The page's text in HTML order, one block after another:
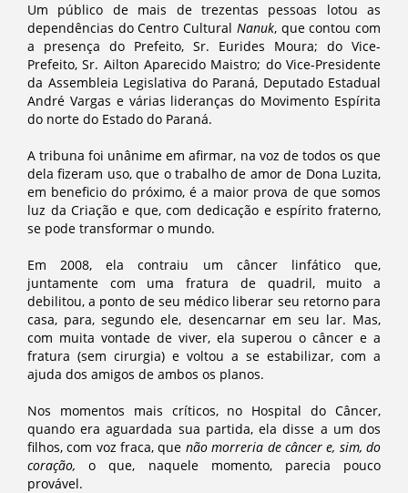
Um público de mais de trezentas pessoas lotou as
dependências do Centro Cultural Nanuk, que contou com
a presença do Prefeito, Sr. Eurides Moura; do Vice-
Prefeito, Sr. Ailton Aparecido Maistro; do Vice-Presidente
da Assembleia Legislativa do Paraná, Deputado Estadual
André Vargas e várias lideranças do Movimento Espírita
do norte do Estado do Paraná.
A tribuna foi unânime em afirmar, na voz de todos os que
dela fizeram uso, que o trabalho de amor de Dona Luzita,
em beneficio do próximo, é a maior prova de que somos
luz da Criação e que, com dedicação e espírito fraterno,
se pode transformar o mundo.
Em 2008, ela contraiu um câncer linfático que,
juntamente com uma fratura de quadril, muito a
debilitou, a ponto de seu médico liberar seu retorno para
casa, para, segundo ele, desencarnar em seu lar. Mas,
com muita vontade de viver, ela superou o câncer e a
fratura (sem cirurgia) e voltou a se estabilizar, com a
ajuda dos amigos de ambos os planos.
Nos momentos mais críticos, no Hospital do Câncer,
quando era aguardada sua partida, ela disse a um dos
filhos, com voz fraca, que não morreria de câncer e, sim, do
coração, o que, naquele momento, parecia pouco
provável.